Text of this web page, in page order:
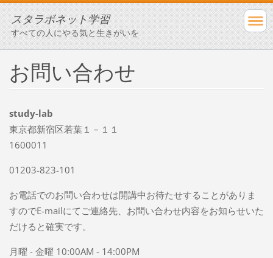
スタラボネット学習
すべての人にやる気と生きがいを
お問い合わせ
study-lab
東京都新宿区若葉１－１１
1600011
01203-823-101
お電話でのお問い合わせは開講中お待たせすることがありま
すのでE-mailにてご連絡先、お問い合わせ内容をお知らせいた
だけると確実です。
月曜 - 金曜 10:00AM - 14:00PM